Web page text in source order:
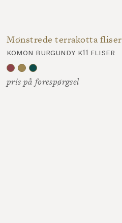
Mønstrede terrakotta fliser
komon burgundy k11 fliser
pris på forespørgsel